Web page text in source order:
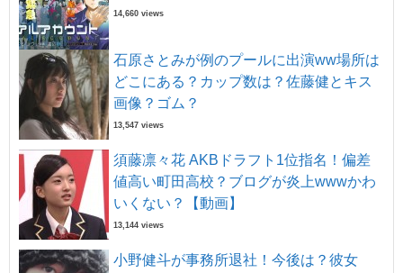
14,660 views
石原さとみが例のプールに出演ww場所は
どこにある？カップ数は？佐藤健とキス
画像？ゴム？
13,547 views
須藤凛々花 AKBドラフト1位指名！偏差
値高い町田高校？ブログが炎上wwwかわ
いくない？【動画】
13,144 views
小野健斗が事務所退社！今後は？彼女